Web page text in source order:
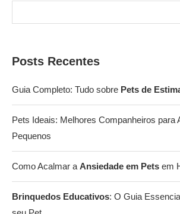
Posts Recentes
Guia Completo: Tudo sobre Pets de
Pets Ideais: Melhores Companheiros para
Pequenos
Como Acalmar a Ansiedade em Pets em
Brinquedos Educativos: O Guia